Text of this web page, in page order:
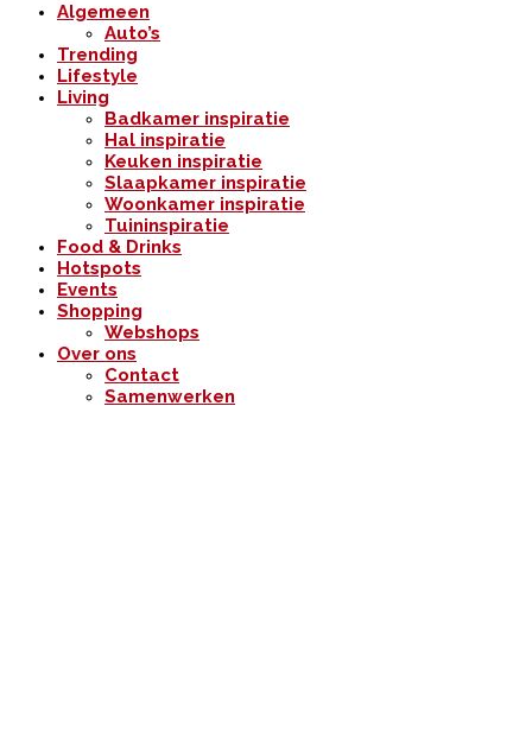
Algemeen
Auto’s
Trending
Lifestyle
Living
Badkamer inspiratie
Hal inspiratie
Keuken inspiratie
Slaapkamer inspiratie
Woonkamer inspiratie
Tuininspiratie
Food & Drinks
Hotspots
Events
Shopping
Webshops
Over ons
Contact
Samenwerken